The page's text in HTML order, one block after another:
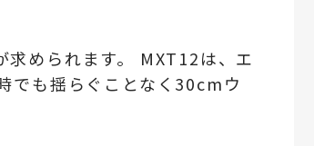
められます。 MXT12は、エ
でも揺らぐことなく30cmウ